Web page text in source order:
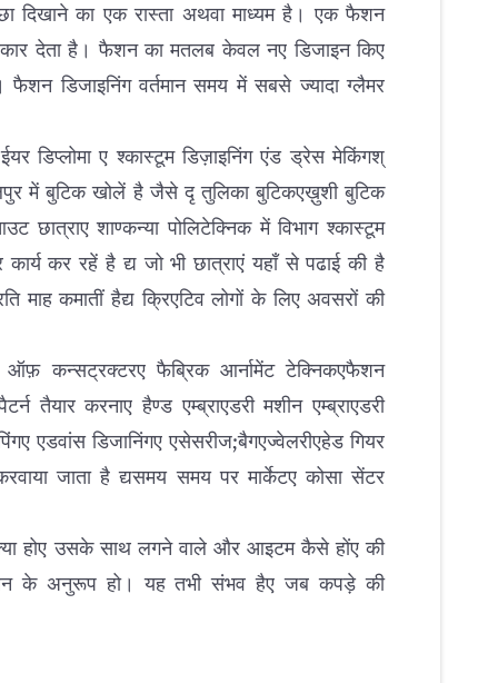
दिखाने का एक रास्ता अथवा माध्यम है। एक फैशन
देता है। फैशन का मतलब केवल नए डिजाइन किए
डिजाइनिंग वर्तमान समय में सबसे ज्यादा ग्लैमर
डिप्लोमा ए श्कास्टूम डिज़ाइनिंग एंड ड्रेस मेकिंगश्
में बुटिक खोलें है जैसे दृ तुलिका बुटिकएख़ुशी बुटिक
शाण्कन्या पोलिटेक्निक में विभाग श्कास्टूम
कार्य कर रहें है द्य जो भी छात्राएं यहाँ से पढाई की है
कमातीं हैद्य क्रिएटिव लोगों के लिए अवसरों की
ऑफ़ कन्सट्रक्टरए फैब्रिक आर्नामेंट टेक्निकएफैशन
तैयार करनाए हैण्ड एम्ब्राएडरी मशीन एम्ब्राएडरी
एडवांस डिजानिंगए एसेसरीज;बैगएज्वेलरीएहेड गियर
जाता है द्यसमय समय पर मार्केटए कोसा सेंटर
होए उसके साथ लगने वाले और आइटम कैसे होंए की
के अनुरूप हो। यह तभी संभव हैए जब कपड़े की